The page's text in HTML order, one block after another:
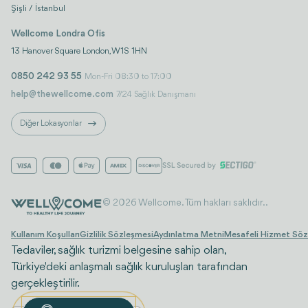
Şişli / İstanbul
Wellcome Londra Ofis
13 Hanover Square London, W1S 1HN
0850 242 93 55 Mon-Fri 08:30 to 17:00
help@thewellcome.com 7/24 Sağlık Danışmanı
Diğer Lokasyonlar
© 2026 Wellcome. Tüm hakları saklıdır..
Kullanım KoşullarıGizlilik SözleşmesiAydınlatma Metni Mesafeli Hizmet
Tedaviler, sağlık turizmi belgesine sahip olan,
Türkiye'deki anlaşmalı sağlık kuruluşları tarafından
gerçekleştirilir.